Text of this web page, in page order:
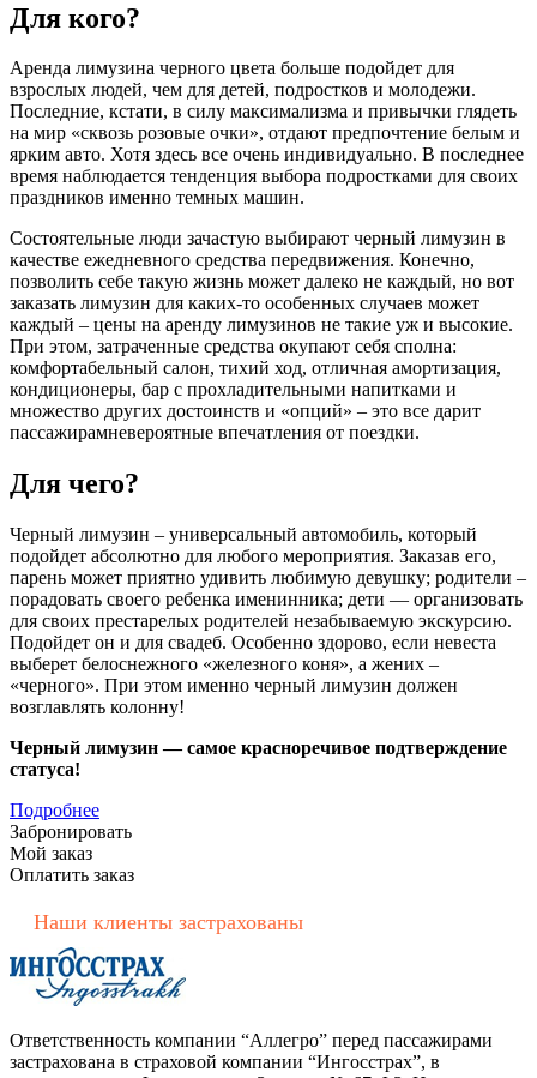
Для кого?
Аренда лимузина черного цвета больше подойдет для
взрослых людей, чем для детей, подростков и молодежи.
Последние, кстати, в силу максимализма и привычки глядеть
на мир «сквозь розовые очки», отдают предпочтение белым и
ярким авто. Хотя здесь все очень индивидуально. В последнее
время наблюдается тенденция выбора подростками для своих
праздников именно темных машин.
Состоятельные люди зачастую выбирают черный лимузин в
качестве ежедневного средства передвижения. Конечно,
позволить себе такую жизнь может далеко не каждый, но вот
заказать лимузин для каких-то особенных случаев может
каждый – цены на аренду лимузинов не такие уж и высокие.
При этом, затраченные средства окупают себя сполна:
комфортабельный салон, тихий ход, отличная амортизация,
кондиционеры, бар с прохладительными напитками и
множество других достоинств и «опций» – это все дарит
пассажирамневероятные впечатления от поездки.
Для чего?
Черный лимузин – универсальный автомобиль, который
подойдет абсолютно для любого мероприятия. Заказав его,
парень может приятно удивить любимую девушку; родители –
порадовать своего ребенка именинника; дети — организовать
для своих престарелых родителей незабываемую экскурсию.
Подойдет он и для свадеб. Особенно здорово, если невеста
выберет белоснежного «железного коня», а жених –
«черного». При этом именно черный лимузин должен
возглавлять колонну!
Черный лимузин — самое красноречивое подтверждение
статуса!
Подробнее
Забронировать
Мой заказ
Оплатить заказ
Наши клиенты застрахованы
Ответственность компании “Аллегро” перед пассажирами
застрахована в страховой компании “Ингосстрах”, в